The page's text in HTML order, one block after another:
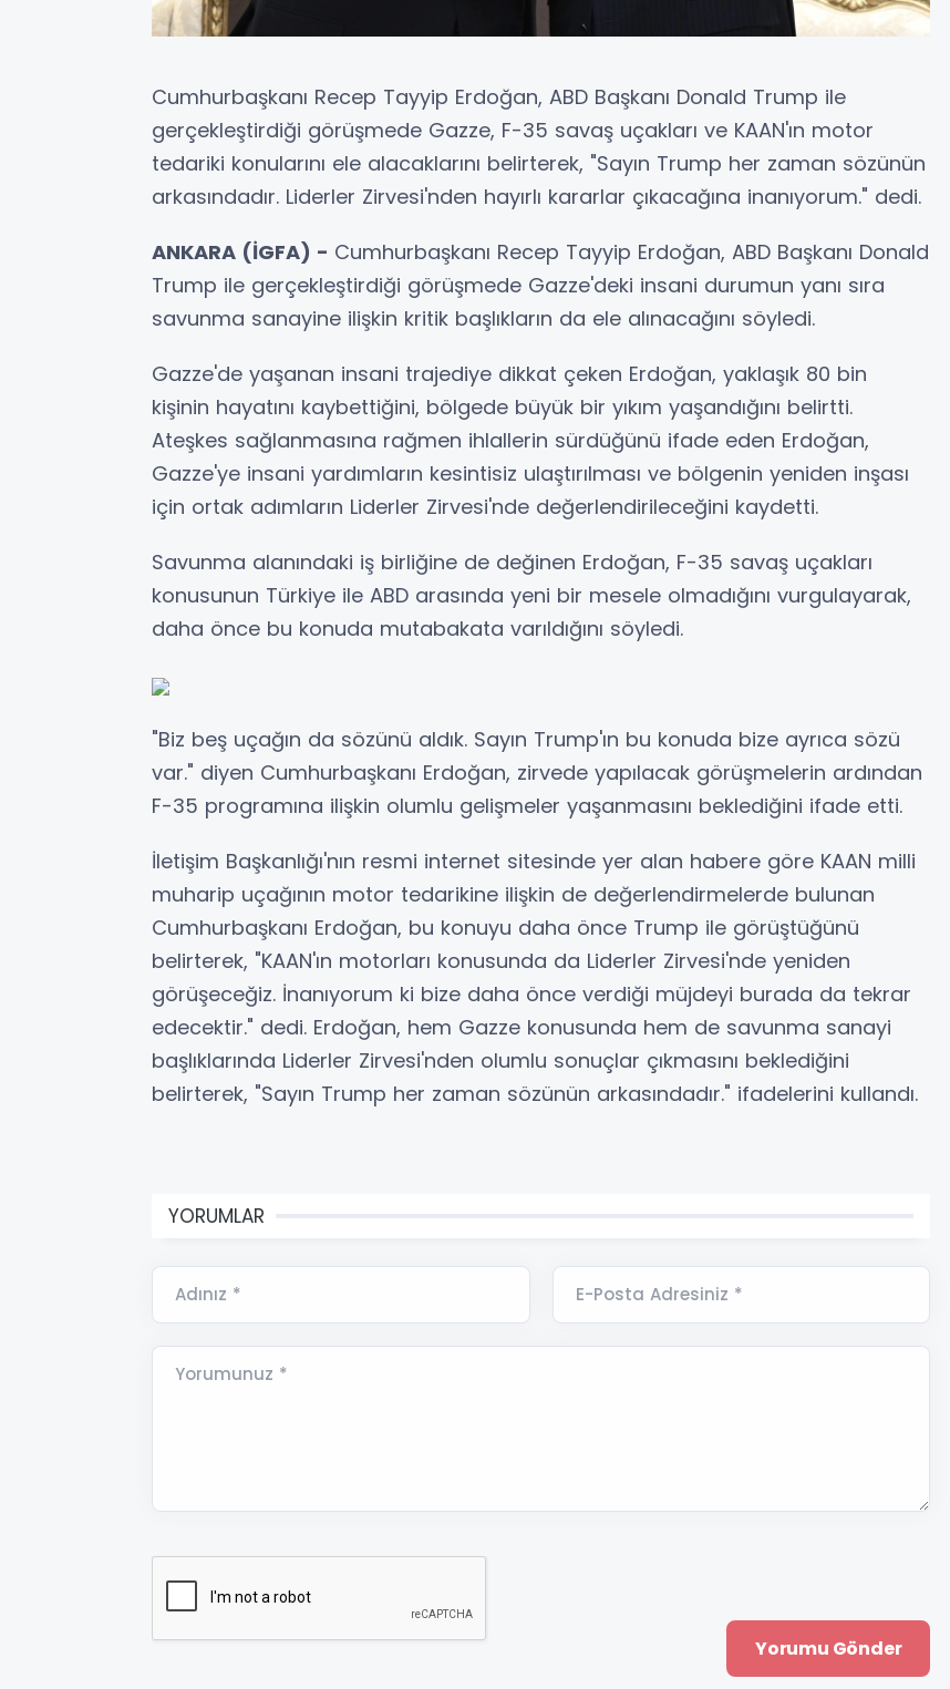
Cumhurbaşkanı Recep Tayyip Erdoğan, ABD Başkanı Donald Trump ile
gerçekleştirdiği görüşmede Gazze, F-35 savaş uçakları ve KAAN'ın motor
tedariki konularını ele alacaklarını belirterek, "Sayın Trump her zaman sözünün
arkasındadır. Liderler Zirvesi'nden hayırlı kararlar çıkacağına inanıyorum." dedi.
ANKARA (İGFA) - Cumhurbaşkanı Recep Tayyip Erdoğan, ABD Başkanı Donald
Trump ile gerçekleştirdiği görüşmede Gazze'deki insani durumun yanı sıra
savunma sanayine ilişkin kritik başlıkların da ele alınacağını söyledi.
Gazze'de yaşanan insani trajediye dikkat çeken Erdoğan, yaklaşık 80 bin
kişinin hayatını kaybettiğini, bölgede büyük bir yıkım yaşandığını belirtti.
Ateşkes sağlanmasına rağmen ihlallerin sürdüğünü ifade eden Erdoğan,
Gazze'ye insani yardımların kesintisiz ulaştırılması ve bölgenin yeniden inşası
için ortak adımların Liderler Zirvesi'nde değerlendirileceğini kaydetti.
Savunma alanındaki iş birliğine de değinen Erdoğan, F-35 savaş uçakları
konusunun Türkiye ile ABD arasında yeni bir mesele olmadığını vurgulayarak,
daha önce bu konuda mutabakata varıldığını söyledi.
"Biz beş uçağın da sözünü aldık. Sayın Trump'ın bu konuda bize ayrıca sözü
var." diyen Cumhurbaşkanı Erdoğan, zirvede yapılacak görüşmelerin ardından
F-35 programına ilişkin olumlu gelişmeler yaşanmasını beklediğini ifade etti.
İletişim Başkanlığı'nın resmi internet sitesinde yer alan habere göre KAAN milli
muharip uçağının motor tedarikine ilişkin de değerlendirmelerde bulunan
Cumhurbaşkanı Erdoğan, bu konuyu daha önce Trump ile görüştüğünü
belirterek, "KAAN'ın motorları konusunda da Liderler Zirvesi'nde yeniden
görüşeceğiz. İnanıyorum ki bize daha önce verdiği müjdeyi burada da tekrar
edecektir." dedi. Erdoğan, hem Gazze konusunda hem de savunma sanayi
başlıklarında Liderler Zirvesi'nden olumlu sonuçlar çıkmasını beklediğini
belirterek, "Sayın Trump her zaman sözünün arkasındadır." ifadelerini kullandı.
YORUMLAR
Adınız * E-Posta Adresiniz *
Yorumunuz *